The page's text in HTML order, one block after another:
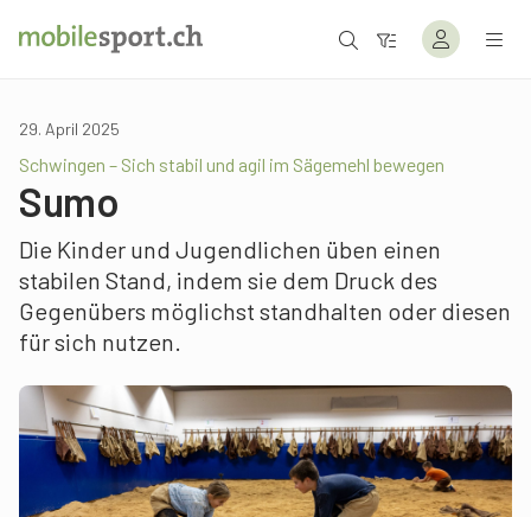
29. April 2025
Schwingen – Sich stabil und agil im Sägemehl bewegen
Sumo
Die Kinder und Jugendlichen üben einen
stabilen Stand, indem sie dem Druck des
Gegenübers möglichst standhalten oder diesen
für sich nutzen.